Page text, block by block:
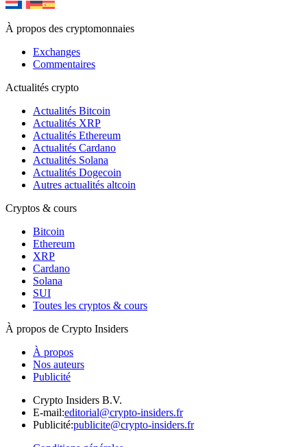
À propos des cryptomonnaies
Exchanges
Commentaires
Actualités crypto
Actualités Bitcoin
Actualités XRP
Actualités Ethereum
Actualités Cardano
Actualités Solana
Actualités Dogecoin
Autres actualités altcoin
Cryptos & cours
Bitcoin
Ethereum
XRP
Cardano
Solana
SUI
Toutes les cryptos & cours
À propos de Crypto Insiders
À propos
Nos auteurs
Publicité
Crypto Insiders B.V.
E-mail:editorial@crypto-insiders.fr
Publicité:publicite@crypto-insiders.fr